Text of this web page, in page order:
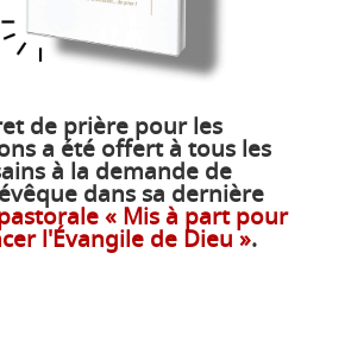
de prière pour les
a été offert à tous les
à la demande de
dans sa dernière
« Mis à part pour
l'Évangile de Dieu ».